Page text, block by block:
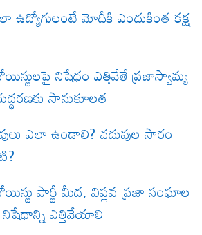
ఉద్యోగులంటే మోదీకి ఎందుకింత కక్ష
నిషేధం ఎత్తివేతే ప్రజాస్వామ్య
సానుకూలత
ఎలా ఉండాలి? చదువుల సారం
పార్టీ మీద, విప్లవ ప్రజా సంఘాల
ఎత్తివేయాలి